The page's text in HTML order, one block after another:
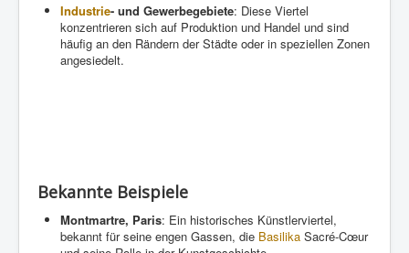
Industrie- und Gewerbegebiete: Diese Viertel
konzentrieren sich auf Produktion und Handel und sind
häufig an den Rändern der Städte oder in speziellen Zonen
angesiedelt.
Bekannte Beispiele
Montmartre, Paris: Ein historisches Künstlerviertel,
bekannt für seine engen Gassen, die Basilika Sacré-Cœur